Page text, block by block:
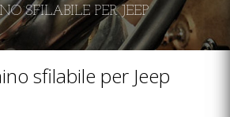
SFILABILE PER JEEP
sfilabile per Jeep